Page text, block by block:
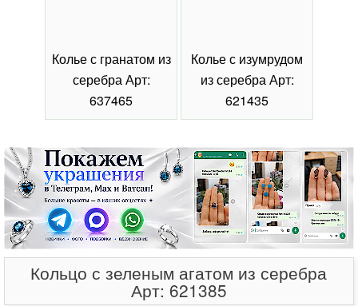
Колье с гранатом из
серебра Арт:
637465
Колье с изумрудом
из серебра Арт:
621435
Кольцо с зеленым агатом из серебра
Арт: 621385